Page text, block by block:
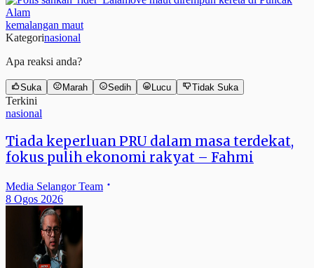
kemalangan maut
Kategorinasional
Apa reaksi anda?
Suka Marah Sedih Lucu Tidak Suka
Terkini
nasional
Tiada keperluan PRU dalam masa terdekat,
fokus pulih ekonomi rakyat – Fahmi
Media Selangor Team
8 Ogos 2026